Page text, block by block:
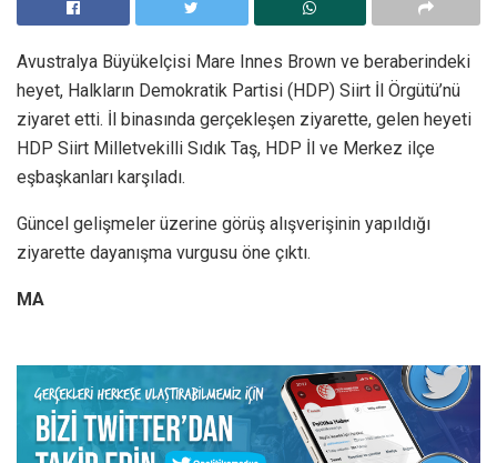
Avustralya Büyükelçisi Mare Innes Brown ve beraberindeki
heyet, Halkların Demokratik Partisi (HDP) Siirt İl Örgütü’nü
ziyaret etti. İl binasında gerçekleşen ziyarette, gelen heyeti
HDP Siirt Milletvekilli Sıdık Taş, HDP İl ve Merkez ilçe
eşbaşkanları karşıladı.
Güncel gelişmeler üzerine görüş alışverişinin yapıldığı
ziyarette dayanışma vurgusu öne çıktı.
MA